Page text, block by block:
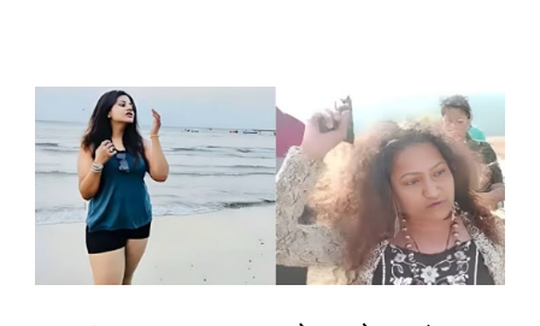
Pooja
Khedkar
:
मनोरमा
खेडकरांना
मोठा